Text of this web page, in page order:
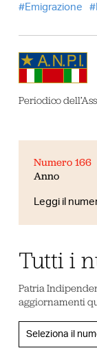
Emigrazione
Periodico
Numero 166
Anno
Leggi il
Tutti i
Patria
aggiornamenti